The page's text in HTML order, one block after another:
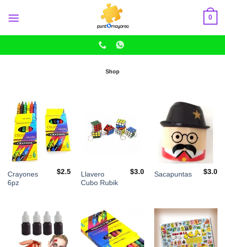
0
Shop
Crayones
6pz
$2.5
Llavero
Cubo Rubik
$3.0 Sacapuntas $3.0